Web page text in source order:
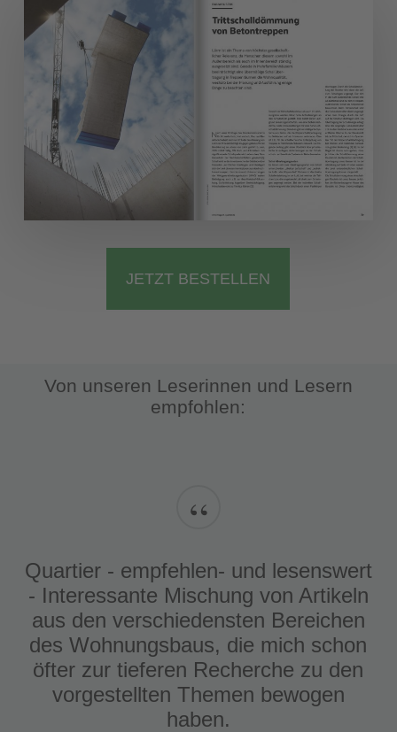
JETZT BESTELLEN
Von unseren Leserinnen und Lesern
empfohlen:
“
Quartier - empfehlen- und lesenswert
- Interessante Mischung von Artikeln
aus den verschiedensten Bereichen
des Wohnungsbaus, die mich schon
öfter zur tieferen Recherche zu den
vorgestellten Themen bewogen
haben.